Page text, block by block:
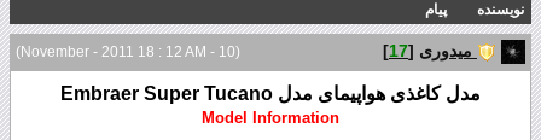
نویسنده پیام
(10 - November - 2011 18 : 12 AM) میدوری [
17
]
مدل کاغذی هواپیمای مدل Embraer Super Tucano
Model Information